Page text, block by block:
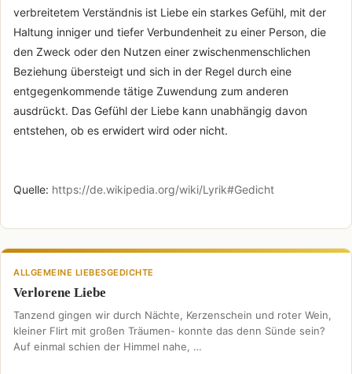
verbreitetem Verständnis ist Liebe ein starkes Gefühl, mit der
Haltung inniger und tiefer Verbundenheit zu einer Person, die
den Zweck oder den Nutzen einer zwischenmenschlichen
Beziehung übersteigt und sich in der Regel durch eine
entgegenkommende tätige Zuwendung zum anderen
ausdrückt. Das Gefühl der Liebe kann unabhängig davon
entstehen, ob es erwidert wird oder nicht.
Quelle: https://de.wikipedia.org/wiki/Lyrik#Gedicht
ALLGEMEINE LIEBESGEDICHTE
Verlorene Liebe
Tanzend gingen wir durch Nächte, Kerzenschein und roter Wein,
kleiner Flirt mit großen Träumen- konnte das denn Sünde sein?
Auf einmal schien der Himmel nahe, …